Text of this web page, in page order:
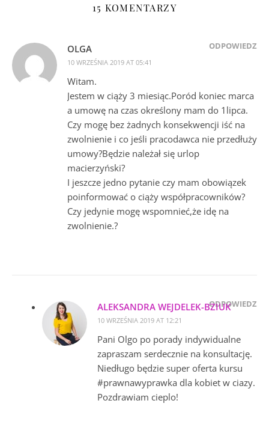
15 KOMENTARZY
OLGA
10 WRZEŚNIA 2019 AT 05:41
ODPOWIEDZ
Witam.
Jestem w ciąży 3 miesiąc.Poród koniec marca
a umowę na czas określony mam do 1lipca.
Czy mogę bez żadnych konsekwencji iść na
zwolnienie i co jeśli pracodawca nie przedłuży
umowy?Będzie należał się urlop
macierzyński?
I jeszcze jedno pytanie czy mam obowiązek
poinformować o ciąży współpracowników?
Czy jedynie mogę wspomnieć,że idę na
zwolnienie.?
ALEKSANDRA WEJDELEK-BZIUK
10 WRZEŚNIA 2019 AT 12:21
ODPOWIEDZ
Pani Olgo po porady indywidualne
zapraszam serdecznie na konsultację.
Niedługo będzie super oferta kursu
#prawnawyprawka dla kobiet w ciazy.
Pozdrawiam cieplo!